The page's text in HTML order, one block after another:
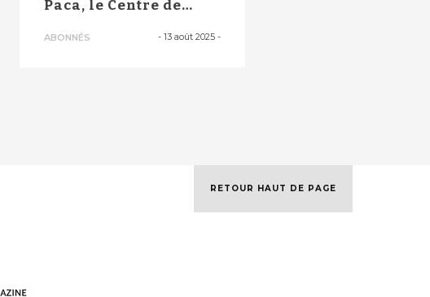
Paca, le Centre de
ABONNÉS - 13 août 2025 -
RETOUR HAUT DE PAGE